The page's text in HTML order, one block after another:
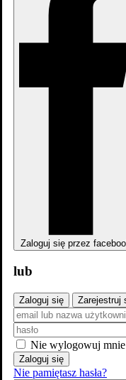
Zaloguj się przez
lub
Zaloguj się Zarejestruj
Nie wylogowuj mnie
Zaloguj się
Nie pamiętasz hasła?